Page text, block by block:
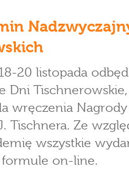
20 listopada
Dni
wręczenia
Tischnera. Ze
wszystkie
on-line.